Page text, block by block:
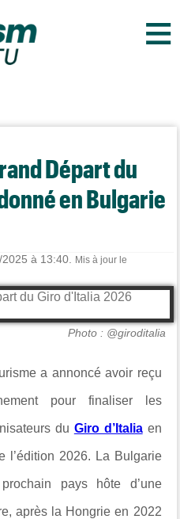
≡
Départ du
en Bulgarie
à 13:40.
Mis à jour le
Photo : @giroditalia
a annoncé avoir reçu
pour finaliser les
du Giro d’Italiaen
l’édition 2026. La Bulgarie
pays hôte d’une
après la Hongrie en 2022